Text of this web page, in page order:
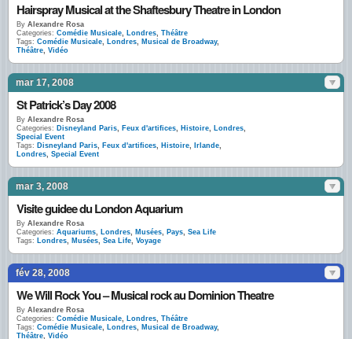
Hairspray Musical at the Shaftesbury Theatre in London
By Alexandre Rosa
Categories: Comédie Musicale, Londres, Théâtre
Tags: Comédie Musicale, Londres, Musical de Broadway,
Théâtre, Vidéo
mar 17, 2008
St Patrick’s Day 2008
By Alexandre Rosa
Categories: Disneyland Paris, Feux d'artifices, Histoire, Londres,
Special Event
Tags: Disneyland Paris, Feux d'artifices, Histoire, Irlande,
Londres, Special Event
mar 3, 2008
Visite guidee du London Aquarium
By Alexandre Rosa
Categories: Aquariums, Londres, Musées, Pays, Sea Life
Tags: Londres, Musées, Sea Life, Voyage
fév 28, 2008
We Will Rock You – Musical rock au Dominion Theatre
By Alexandre Rosa
Categories: Comédie Musicale, Londres, Théâtre
Tags: Comédie Musicale, Londres, Musical de Broadway,
Théâtre, Vidéo